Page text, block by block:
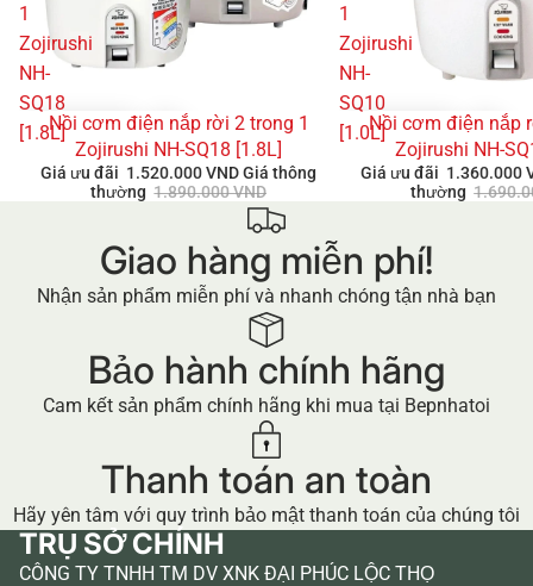
1
Zojirushi
NH-
SQ18
[1.8L]
GIẢM GIÁ
Nồi cơm điện nắp rời 2 trong 1
Zojirushi NH-SQ18 [1.8L]
Giá ưu đãi 1.520.000 VND Giá thông
thường 1.890.000 VND
1
Zojirushi
NH-
SQ10
[1.0L]
GIẢM GIÁ
Nồi cơm điện nắp
Zojirushi NH-
Giá ưu đãi 1.360.000
thường
Giao hàng miễn phí!
Nhận sản phẩm miễn phí và nhanh chóng tận nhà bạn
Bảo hành chính hãng
Cam kết sản phẩm chính hãng khi mua tại Bepnhatoi
Thanh toán an toàn
Hãy yên tâm với quy trình bảo mật thanh toán của chúng tôi
TRỤ SỞ CHÍNH
CÔNG TY TNHH TM DV XNK ĐẠI PHÚC LỘC THỌ